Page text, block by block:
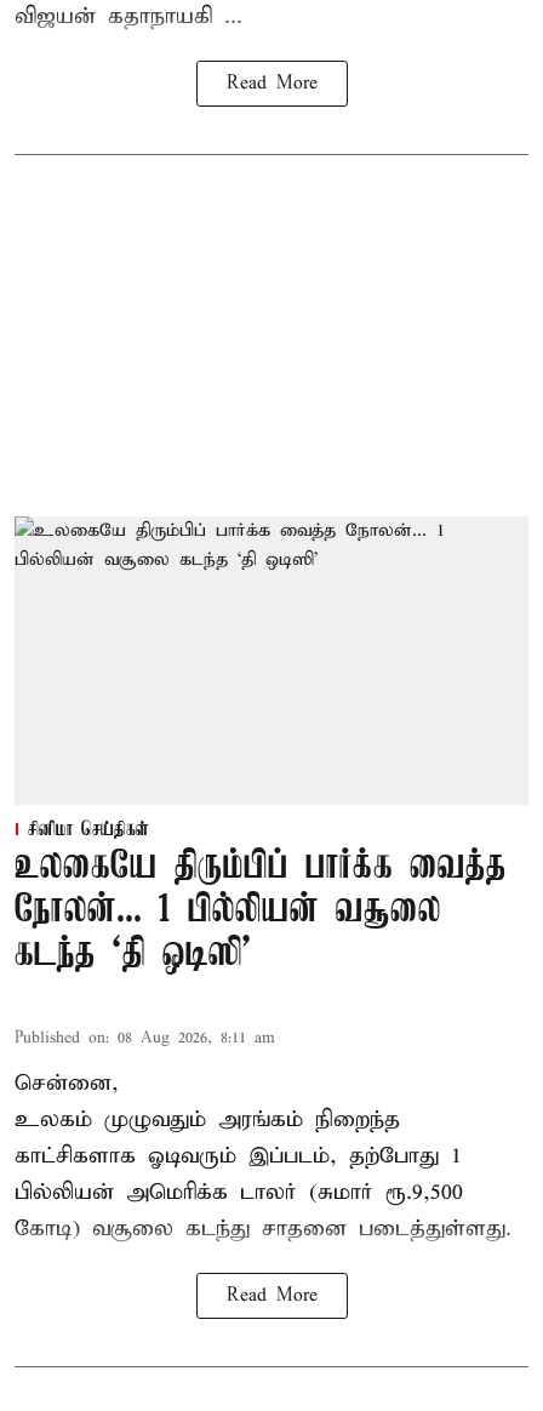
விஜயன் கதாநாயகி ...
Read More
சினிமா செய்திகள்
உலகையே திரும்பிப் பார்க்க வைத்த
நோலன்... 1 பில்லியன் வசூலை
கடந்த ‘தி ஒடிஸி’
Published on: 08 Aug 2026, 8:11 am
சென்னை,
உலகம் முழுவதும் அரங்கம் நிறைந்த
காட்சிகளாக ஓடிவரும் இப்படம், தற்போது 1
பில்லியன் அமெரிக்க டாலர் (சுமார் ரூ.9,500
கோடி) வசூலை கடந்து சாதனை படைத்துள்ளது.
Read More